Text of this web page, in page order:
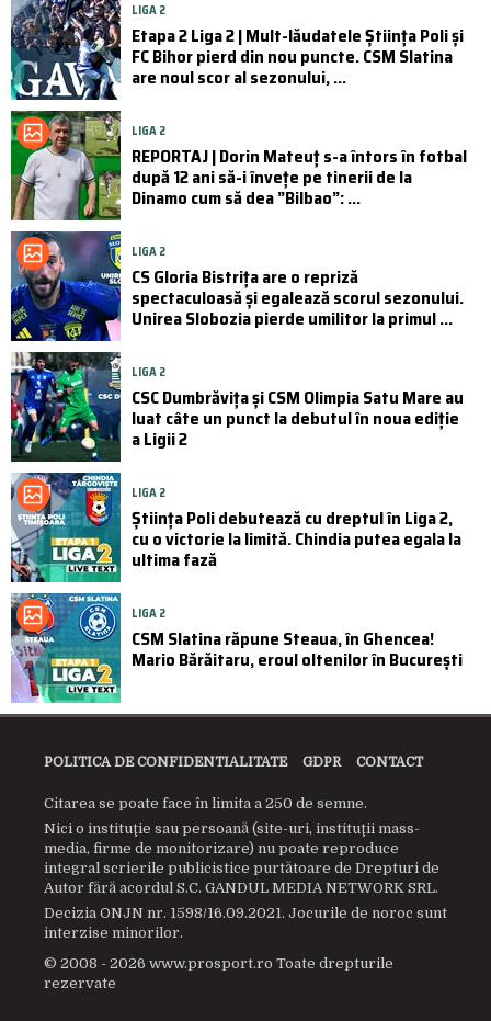
LIGA 2
Etapa 2 Liga 2 | Mult-lăudatele Știința Poli și
FC Bihor pierd din nou puncte. CSM Slatina
are noul scor al sezonului, ...
LIGA 2
REPORTAJ | Dorin Mateuț s-a întors în fotbal
după 12 ani să-i învețe pe tinerii de la
Dinamo cum să dea ”Bilbao”: ...
LIGA 2
CS Gloria Bistrița are o repriză
spectaculoasă și egalează scorul sezonului.
Unirea Slobozia pierde umilitor la primul ...
LIGA 2
CSC Dumbrăvița și CSM Olimpia Satu Mare au
luat câte un punct la debutul în noua ediție
a Ligii 2
LIGA 2
Știința Poli debutează cu dreptul în Liga 2,
cu o victorie la limită. Chindia putea egala la
ultima fază
LIGA 2
CSM Slatina răpune Steaua, în Ghencea!
Mario Bărăitaru, eroul oltenilor în București
POLITICA DE CONFIDENTIALITATE GDPR CONTACT
Citarea se poate face în limita a 250 de semne.
Nici o instituţie sau persoană (site-uri, instituţii mass-
media, firme de monitorizare) nu poate reproduce
integral scrierile publicistice purtătoare de Drepturi de
Autor fără acordul S.C. GANDUL MEDIA NETWORK SRL.
Decizia ONJN nr. 1598/16.09.2021. Jocurile de noroc sunt
interzise minorilor.
© 2008 - 2026 www.prosport.ro Toate drepturile
rezervate